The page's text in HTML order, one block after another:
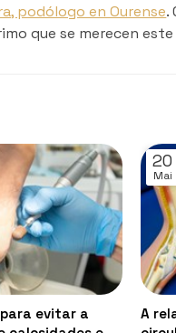
podólogo en Ourense.
que se merecen este
evitar a
20
Mai
A